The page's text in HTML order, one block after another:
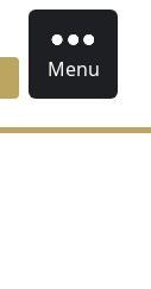
Menu